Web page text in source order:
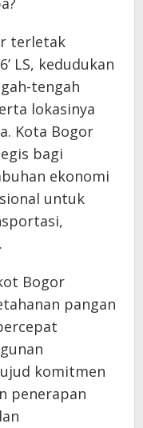
terletak
LS, kedudukan
tengah
lokasinya
Kota Bogor
bagi
ekonomi
untuk
Bogor
pangan
komitmen
penerapan